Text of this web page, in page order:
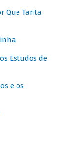
Que Tanta
Estudos de
e os